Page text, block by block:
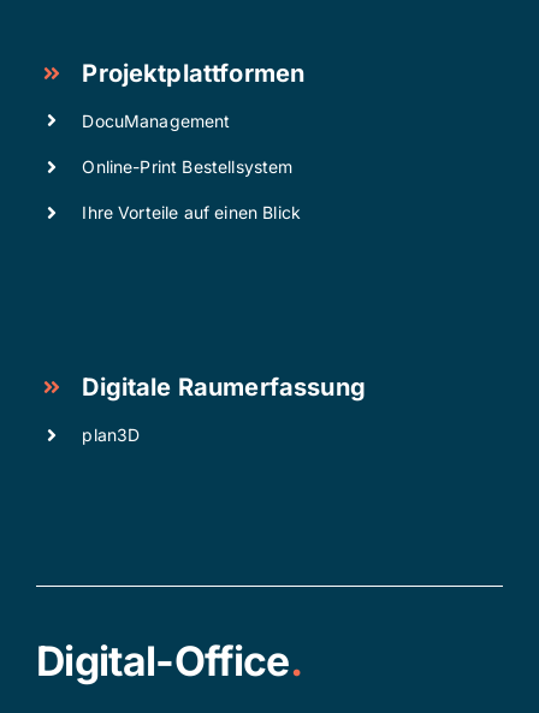
Projektplattformen
DocuManagement
Online-Print Bestellsystem
Ihre Vorteile auf einen Blick
Digitale Raumerfassung
plan3D
Digital-Office.